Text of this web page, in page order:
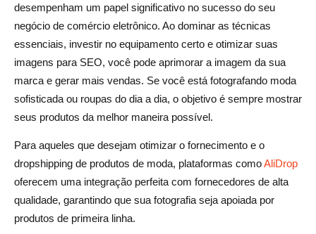
desempenham um papel significativo no sucesso do seu
negócio de comércio eletrônico. Ao dominar as técnicas
essenciais, investir no equipamento certo e otimizar suas
imagens para SEO, você pode aprimorar a imagem da sua
marca e gerar mais vendas. Se você está fotografando moda
sofisticada ou roupas do dia a dia, o objetivo é sempre mostrar
seus produtos da melhor maneira possível.
Para aqueles que desejam otimizar o fornecimento e o
dropshipping de produtos de moda, plataformas comoAliDrop
oferecem uma integração perfeita com fornecedores de alta
qualidade, garantindo que sua fotografia seja apoiada por
produtos de primeira linha.